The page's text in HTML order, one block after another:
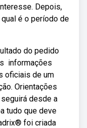
Depois,
é o período de
do pedido
informações
oficiais de um
Orientações
desde a
tudo que deve
foi criada